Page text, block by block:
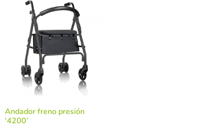
Andador freno presión
‘4200’